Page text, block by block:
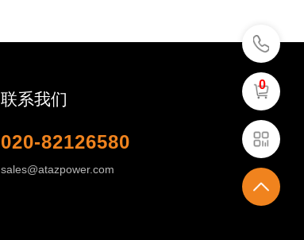
联系我们
020-82126580
sales@atazpower.com
0